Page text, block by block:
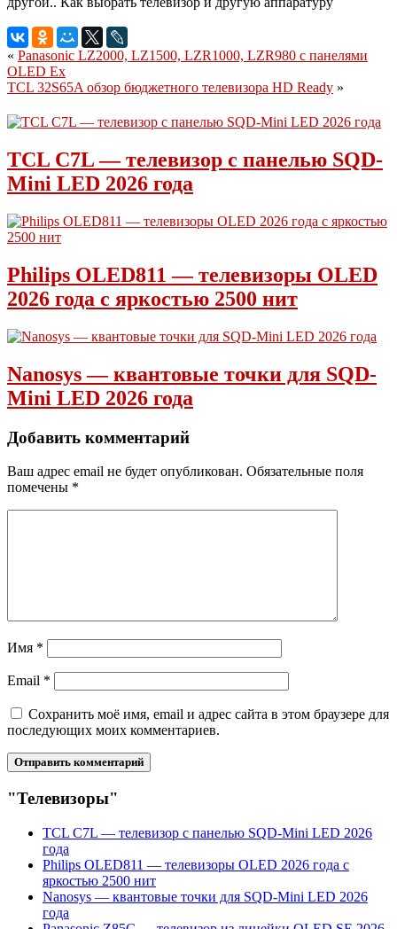
« Panasonic LZ2000, LZ1500, LZR1000, LZR980 с панелями
OLED Ex
TCL 32S65A обзор бюджетного телевизора HD Ready »
TCL C7L — телевизор с панелью SQD-
Mini LED 2026 года
Philips OLED811 — телевизоры OLED
2026 года с яркостью 2500 нит
Nanosys — квантовые точки для SQD-
Mini LED 2026 года
Добавить комментарий
Ваш адрес email не будет опубликован. Обязательные поля
помечены *
Имя *
Email *
Сохранить моё имя, email и адрес сайта в этом браузере для
последующих моих комментариев.
"Телевизоры"
TCL C7L — телевизор с панелью SQD-Mini LED 2026
года
Philips OLED811 — телевизоры OLED 2026 года с
яркостью 2500 нит
Nanosys — квантовые точки для SQD-Mini LED 2026
года